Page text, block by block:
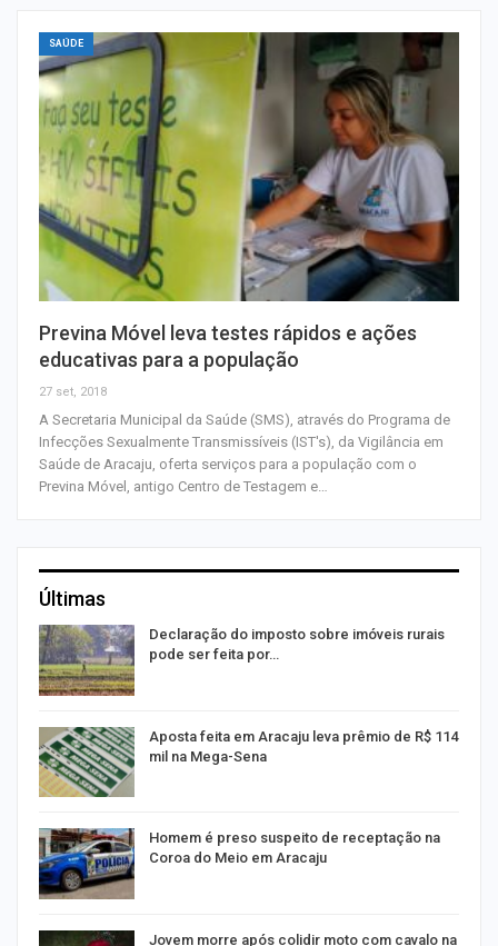
SAÚDE
Previna Móvel leva testes rápidos e ações
educativas para a população
27 set, 2018
A Secretaria Municipal da Saúde (SMS), através do Programa de
Infecções Sexualmente Transmissíveis (IST's), da Vigilância em
Saúde de Aracaju, oferta serviços para a população com o
Previna Móvel, antigo Centro de Testagem e…
Últimas
Declaração do imposto sobre imóveis rurais
pode ser feita por…
Aposta feita em Aracaju leva prêmio de R$ 114
mil na Mega-Sena
Homem é preso suspeito de receptação na
Coroa do Meio em Aracaju
Jovem morre após colidir moto com cavalo na